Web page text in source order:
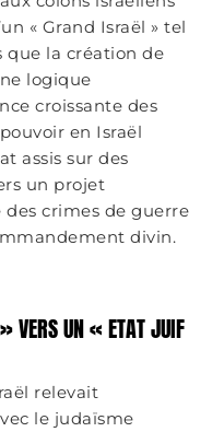
« Grand Israël » tel
que la création de
logique
croissante des
en Israël
assis sur des
un projet
crimes de guerre
divin.
VERS UN « ETAT JUIF
relevait
le judaïsme